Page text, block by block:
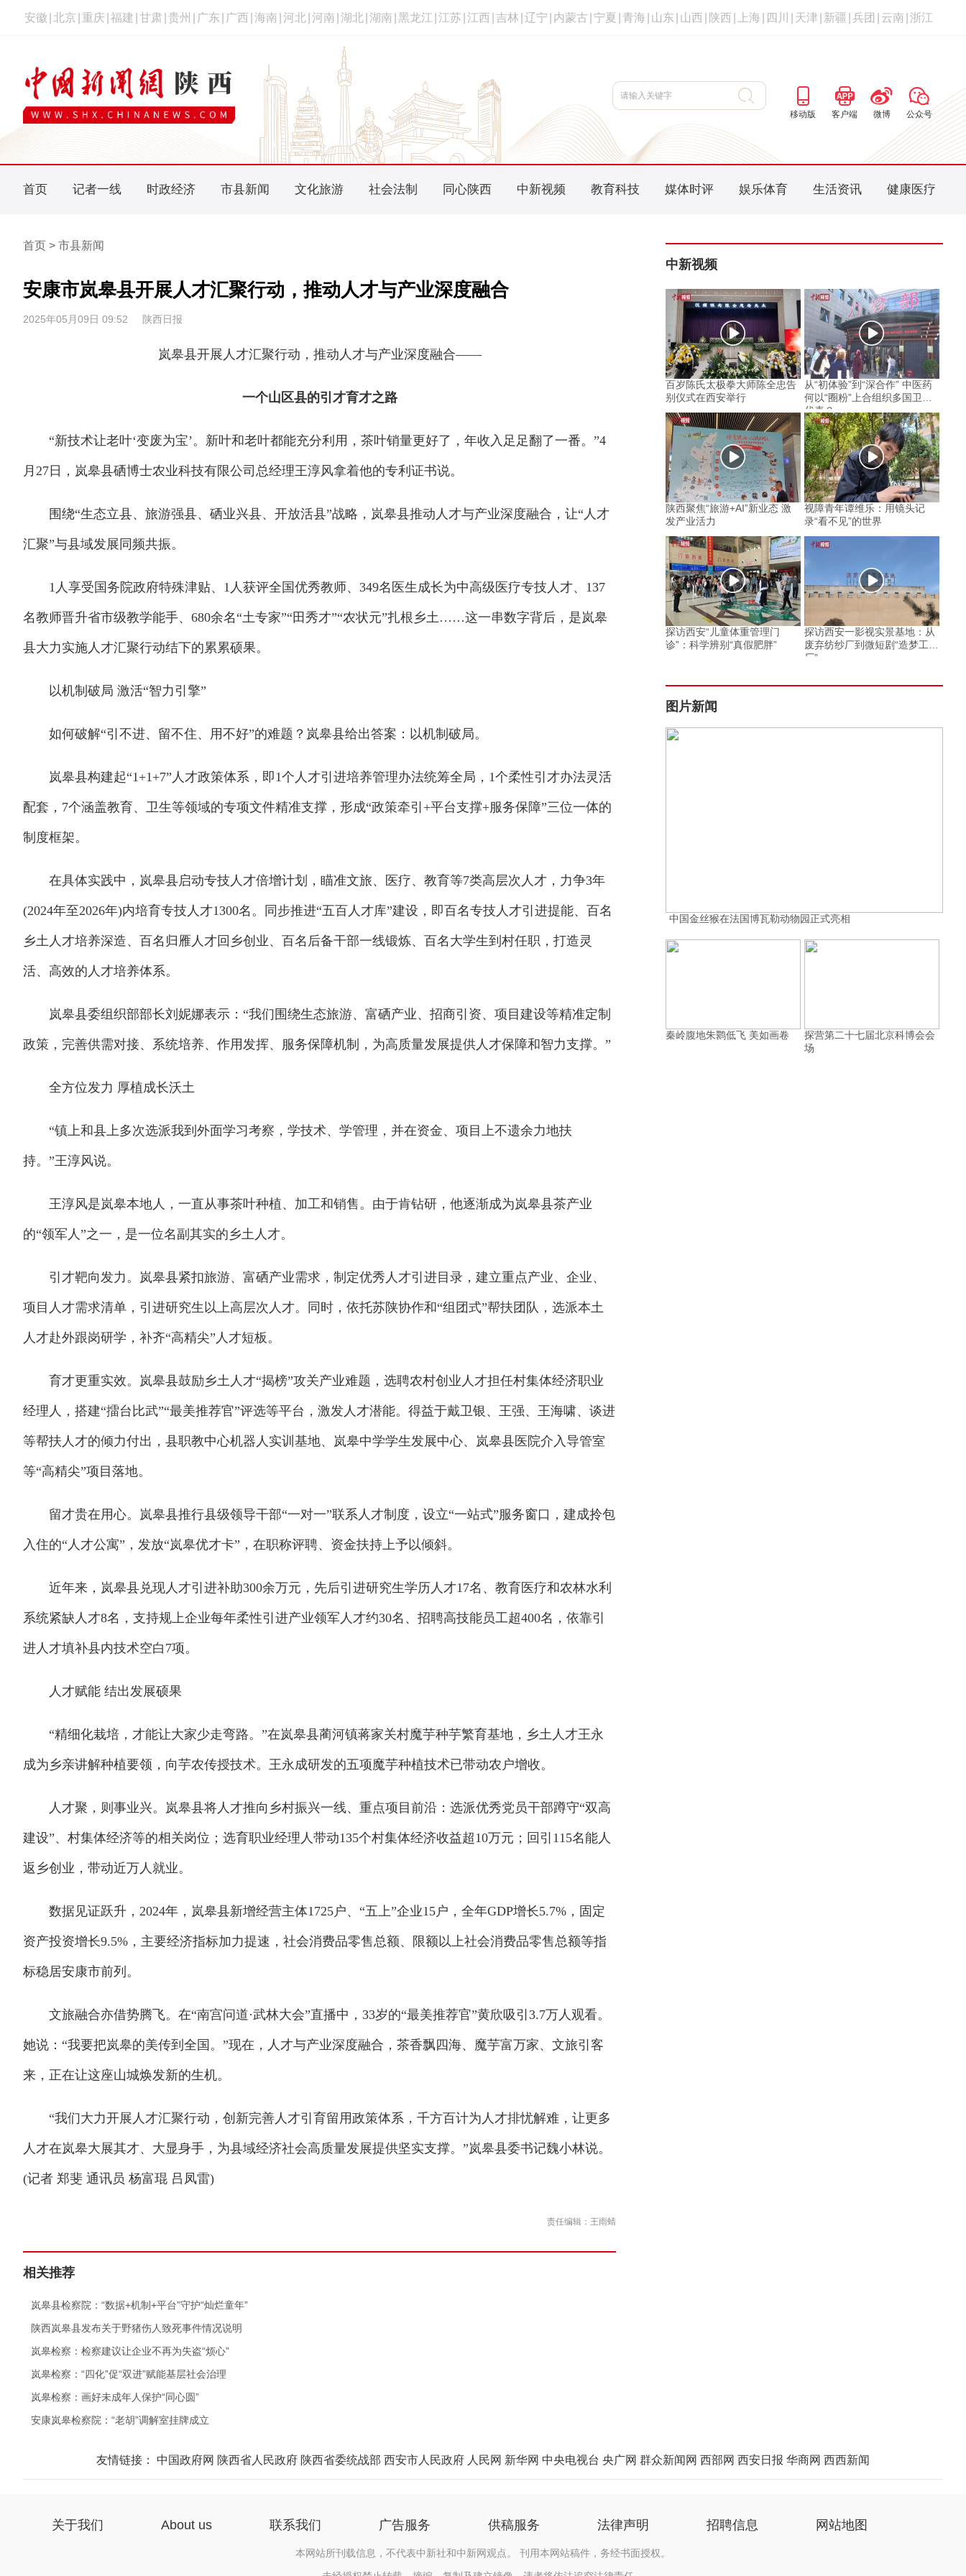
安徽 北京 重庆 福建 甘肃 贵州 广东 广西 海南 河北 河南 湖北 湖南 黑龙江 江苏 江西 吉林 辽宁 内蒙古 宁夏 青海 山东 山西 陕西 上海 四川 天津 新疆 兵团 云南 浙江
移动版 客户端 微博 公众号
首页 记者一线 时政经济 市县新闻 文化旅游 社会法制 同心陕西 中新视频 教育科技 媒体时评 娱乐体育 生活资讯 健康医疗
首页 > 市县新闻
安康市岚皋县开展人才汇聚行动，推动人才与产业深度融合
2025年05月09日 09:52 陕西日报
岚皋县开展人才汇聚行动，推动人才与产业深度融合——
一个山区县的引才育才之路
“新技术让老叶‘变废为宝’。新叶和老叶都能充分利用，茶叶销量更好了，年收入足足翻了一番。”4
月27日，岚皋县硒博士农业科技有限公司总经理王淳风拿着他的专利证书说。
围绕“生态立县、旅游强县、硒业兴县、开放活县”战略，岚皋县推动人才与产业深度融合，让“人才
汇聚”与县域发展同频共振。
1人享受国务院政府特殊津贴、1人获评全国优秀教师、349名医生成长为中高级医疗专技人才、137
名教师晋升省市级教学能手、680余名“土专家”“田秀才”“农状元”扎根乡土……这一串数字背后，是岚皋
县大力实施人才汇聚行动结下的累累硕果。
以机制破局 激活“智力引擎”
如何破解“引不进、留不住、用不好”的难题？岚皋县给出答案：以机制破局。
岚皋县构建起“1+1+7”人才政策体系，即1个人才引进培养管理办法统筹全局，1个柔性引才办法灵活
配套，7个涵盖教育、卫生等领域的专项文件精准支撑，形成“政策牵引+平台支撑+服务保障”三位一体的
制度框架。
在具体实践中，岚皋县启动专技人才倍增计划，瞄准文旅、医疗、教育等7类高层次人才，力争3年
(2024年至2026年)内培育专技人才1300名。同步推进“五百人才库”建设，即百名专技人才引进提能、百名
乡土人才培养深造、百名归雁人才回乡创业、百名后备干部一线锻炼、百名大学生到村任职，打造灵
活、高效的人才培养体系。
岚皋县委组织部部长刘妮娜表示：“我们围绕生态旅游、富硒产业、招商引资、项目建设等精准定制
政策，完善供需对接、系统培养、作用发挥、服务保障机制，为高质量发展提供人才保障和智力支撑。”
全方位发力 厚植成长沃土
“镇上和县上多次选派我到外面学习考察，学技术、学管理，并在资金、项目上不遗余力地扶
持。”王淳风说。
王淳风是岚皋本地人，一直从事茶叶种植、加工和销售。由于肯钻研，他逐渐成为岚皋县茶产业
的“领军人”之一，是一位名副其实的乡土人才。
引才靶向发力。岚皋县紧扣旅游、富硒产业需求，制定优秀人才引进目录，建立重点产业、企业、
项目人才需求清单，引进研究生以上高层次人才。同时，依托苏陕协作和“组团式”帮扶团队，选派本土
人才赴外跟岗研学，补齐“高精尖”人才短板。
育才更重实效。岚皋县鼓励乡土人才“揭榜”攻关产业难题，选聘农村创业人才担任村集体经济职业
经理人，搭建“擂台比武”“最美推荐官”评选等平台，激发人才潜能。得益于戴卫银、王强、王海啸、谈进
等帮扶人才的倾力付出，县职教中心机器人实训基地、岚皋中学学生发展中心、岚皋县医院介入导管室
等“高精尖”项目落地。
留才贵在用心。岚皋县推行县级领导干部“一对一”联系人才制度，设立“一站式”服务窗口，建成拎包
入住的“人才公寓”，发放“岚皋优才卡”，在职称评聘、资金扶持上予以倾斜。
近年来，岚皋县兑现人才引进补助300余万元，先后引进研究生学历人才17名、教育医疗和农林水利
系统紧缺人才8名，支持规上企业每年柔性引进产业领军人才约30名、招聘高技能员工超400名，依靠引
进人才填补县内技术空白7项。
人才赋能 结出发展硕果
“精细化栽培，才能让大家少走弯路。”在岚皋县蔺河镇蒋家关村魔芋种芋繁育基地，乡土人才王永
成为乡亲讲解种植要领，向芋农传授技术。王永成研发的五项魔芋种植技术已带动农户增收。
人才聚，则事业兴。岚皋县将人才推向乡村振兴一线、重点项目前沿：选派优秀党员干部蹲守“双高
建设”、村集体经济等的相关岗位；选育职业经理人带动135个村集体经济收益超10万元；回引115名能人
返乡创业，带动近万人就业。
数据见证跃升，2024年，岚皋县新增经营主体1725户、“五上”企业15户，全年GDP增长5.7%，固定
资产投资增长9.5%，主要经济指标加力提速，社会消费品零售总额、限额以上社会消费品零售总额等指
标稳居安康市前列。
文旅融合亦借势腾飞。在“南宫问道·武林大会”直播中，33岁的“最美推荐官”黄欣吸引3.7万人观看。
她说：“我要把岚皋的美传到全国。”现在，人才与产业深度融合，茶香飘四海、魔芋富万家、文旅引客
来，正在让这座山城焕发新的生机。
“我们大力开展人才汇聚行动，创新完善人才引育留用政策体系，千方百计为人才排忧解难，让更多
人才在岚皋大展其才、大显身手，为县域经济社会高质量发展提供坚实支撑。”岚皋县委书记魏小林说。
(记者 郑斐 通讯员 杨富琨 吕凤雷)
责任编辑：王雨蜻
相关推荐
岚皋县检察院：“数据+机制+平台”守护“灿烂童年”
陕西岚皋县发布关于野猪伤人致死事件情况说明
岚皋检察：检察建议让企业不再为失盗“烦心”
岚皋检察：“四化”促“双进”赋能基层社会治理
岚皋检察：画好未成年人保护“同心圆”
安康岚皋检察院：“老胡”调解室挂牌成立
中新视频
百岁陈氏太极拳大师陈全忠告
别仪式在西安举行
从“初体验”到“深合作” 中医药
何以“圈粉”上合组织多国卫生
代表？
陕西聚焦“旅游+AI”新业态 激
发产业活力
视障青年谭维乐：用镜头记
录“看不见”的世界
探访西安“儿童体重管理门
诊”：科学辨别“真假肥胖”
探访西安一影视实景基地：从
废弃纺纱厂到微短剧“造梦工
厂”
图片新闻
中国金丝猴在法国博瓦勒动物园正式亮相
秦岭腹地朱鹮低飞 美如画卷
探营第二十七届北京科博会会
场
友情链接： 中国政府网 陕西省人民政府 陕西省委统战部 西安市人民政府 人民网 新华网 中央电视台 央广网 群众新闻网 西部网 西安日报 华商网 西西新闻
关于我们 About us 联系我们 广告服务 供稿服务 法律声明 招聘信息 网站地图
本网站所刊载信息，不代表中新社和中新网观点。 刊用本网站稿件，务经书面授权。